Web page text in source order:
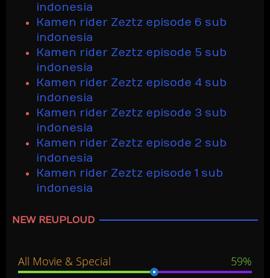
indonesia
Kamen rider Zeztz episode 6 sub
indonesia
Kamen rider Zeztz episode 5 sub
indonesia
Kamen rider Zeztz episode 4 sub
indonesia
Kamen rider Zeztz episode 3 sub
indonesia
Kamen rider Zeztz episode 2 sub
indonesia
Kamen rider Zeztz episode 1 sub
indonesia
NEW REUPLOUD
All Movie & Special 59%